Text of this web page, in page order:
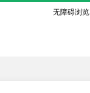
无障碍浏览